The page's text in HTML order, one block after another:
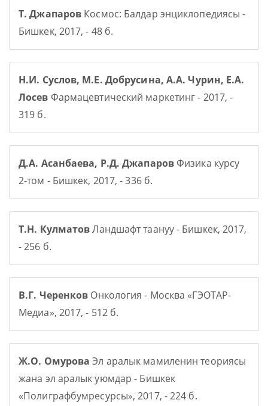
Т. Джапаров Космос: Балдар энциклопедиясы -
Бишкек, 2017, - 48 б.
Н.И. Суслов, М.Е. Добрусина, А.А. Чурин, Е.А.
Лосев Фармацевтический маркетинг - 2017, -
319 б.
Д.А. Асанбаева, Р.Д. ДжапаровФизика курсу
2-том - Бишкек, 2017, - 336 б.
Т.Н. КулматовЛандшафт таануу - Бишкек, 2017,
- 256 б.
В.Г. Черенков Онкология - Москва «ГЭОТАР-
Медиа», 2017, - 512 б.
Ж.О. Омурова Эл аралык мамиленин теориясы
жана эл аралык уюмдар - Бишкек
«Полиграфбумресурсы», 2017, - 224 б.